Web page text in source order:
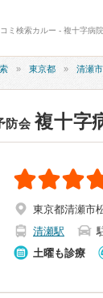
ミ検索カルー - 複十字病
東京都 清瀬市
防会複十字
東京都清瀬市
清瀬駅
土曜も診療